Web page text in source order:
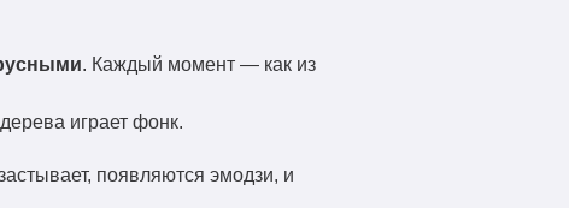
. Каждый момент — как из
играет фонк.
появляются эмодзи, и